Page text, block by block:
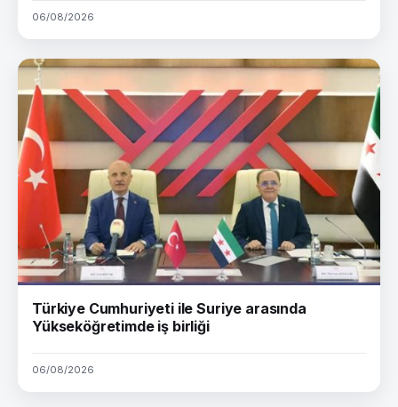
06/08/2026
Türkiye Cumhuriyeti ile Suriye arasında
Yükseköğretimde iş birliği
06/08/2026